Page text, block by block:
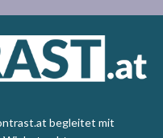
begleitet mit